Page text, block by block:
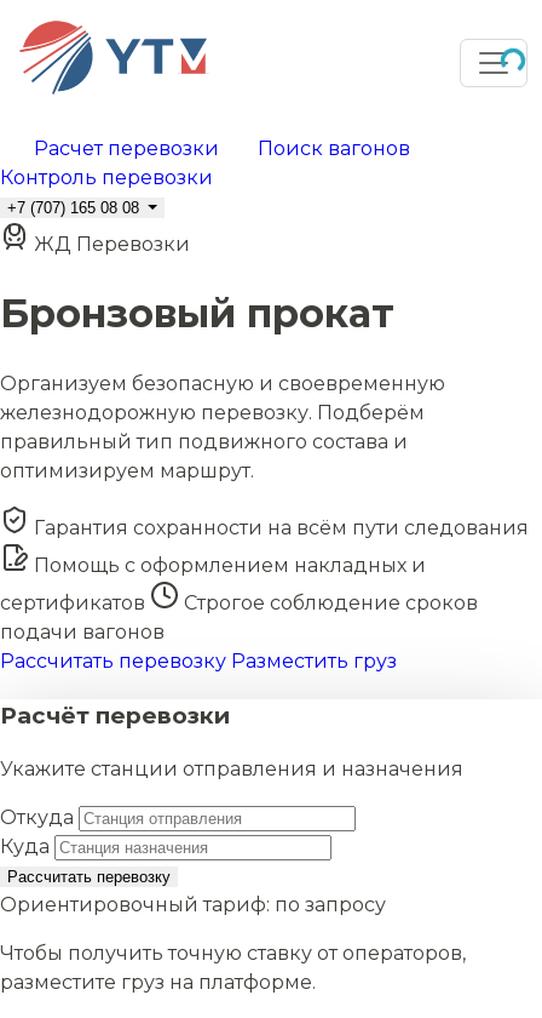
Расчет перевозки
Поиск вагонов
Контроль перевозки
+7 (707) 165 08 08
ЖД Перевозки
Бронзовый прокат
Организуем безопасную и своевременную
железнодорожную перевозку. Подберём
правильный тип подвижного состава и
оптимизируем маршрут.
Гарантия сохранности на всём пути следования
Помощь с оформлением накладных и
сертификатов
Строгое соблюдение сроков
подачи вагонов
Рассчитать перевозку Разместить груз
Расчёт перевозки
Укажите станции отправления и назначения
Откуда
Куда
Рассчитать перевозку
Ориентировочный тариф: по запросу
Чтобы получить точную ставку от операторов,
разместите груз на платформе.